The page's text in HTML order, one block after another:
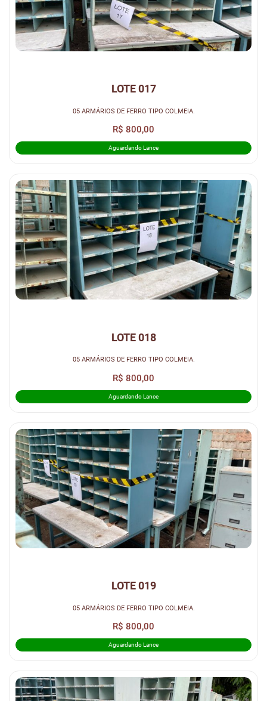
LOTE 017
05 ARMÁRIOS DE FERRO TIPO COLMEIA.
R$ 800,00
Aguardando Lance
LOTE 018
05 ARMÁRIOS DE FERRO TIPO COLMEIA.
R$ 800,00
Aguardando Lance
LOTE 019
05 ARMÁRIOS DE FERRO TIPO COLMEIA.
R$ 800,00
Aguardando Lance